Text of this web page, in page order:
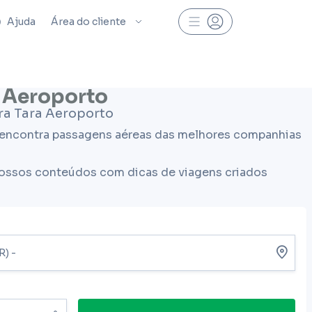
Ajuda Área do cliente
Aeroporto
Tara Aeroporto
passagens aéreas das melhores companhias
conteúdos com dicas de viagens criados